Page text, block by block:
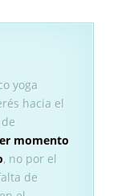
yoga
hacia el
momento
, no por el
de